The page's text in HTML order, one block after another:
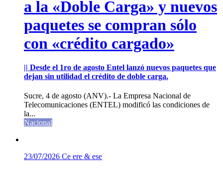
a la «Doble Carga» y nuevos
paquetes se compran sólo
con «crédito cargado»
|| Desde el 1ro de agosto Entel lanzó nuevos paquetes que
dejan sin utilidad el crédito de doble carga.
Sucre, 4 de agosto (ANV).- La Empresa Nacional de
Telecomunicaciones (ENTEL) modificó las condiciones de
la...
Nacional
23/07/2026 Ce ere & ese